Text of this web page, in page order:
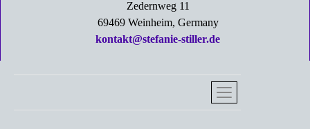
Zedernweg 11
69469 Weinheim, Germany
kontakt@stefanie-stiller.de